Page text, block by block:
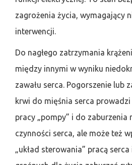
zagrożenia życia, wymagający
interwencji.
Do nagłego zatrzymania
między innymi w wyniku
zawału serca. Pogorszenie lub
krwi do mięśnia serca
pracy „pompy” i do zaburzenia
czynności serca, ale może też
„układ sterowania” pracą